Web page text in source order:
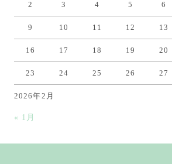
2026年2月
2 3 4 5 6
9 10 11 12 13
16 17 18 19 20
23 24 25 26 27
« 1月